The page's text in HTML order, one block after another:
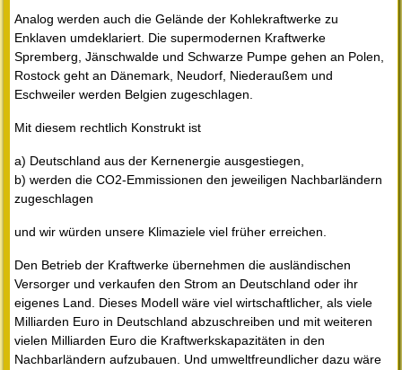
Analog werden auch die Gelände der Kohlekraftwerke zu
Enklaven umdeklariert. Die supermodernen Kraftwerke
Spremberg, Jänschwalde und Schwarze Pumpe gehen an Polen,
Rostock geht an Dänemark, Neudorf, Niederaußem und
Eschweiler werden Belgien zugeschlagen.
Mit diesem rechtlich Konstrukt ist
a) Deutschland aus der Kernenergie ausgestiegen,
b) werden die CO2-Emmissionen den jeweiligen Nachbarländern
zugeschlagen
und wir würden unsere Klimaziele viel früher erreichen.
Den Betrieb der Kraftwerke übernehmen die ausländischen
Versorger und verkaufen den Strom an Deutschland oder ihr
eigenes Land. Dieses Modell wäre viel wirtschaftlicher, als viele
Milliarden Euro in Deutschland abzuschreiben und mit weiteren
vielen Milliarden Euro die Kraftwerkskapazitäten in den
Nachbarländern aufzubauen. Und umweltfreundlicher dazu wäre